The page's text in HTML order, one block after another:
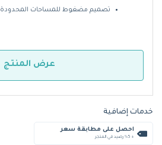
تصميم مضغوط للمساحات المحدودة
عرض المنتج
خدمات إضافية
احصل على مطابقة سعر
+ %5 رصيد في المتجر